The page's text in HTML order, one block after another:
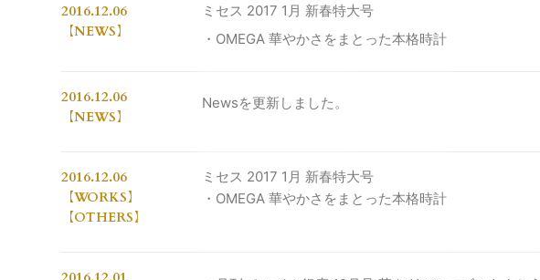
2016.12.06
NEWS
ミセス 2017 1月 新春特大号
・OMEGA 華やかさをまとった本格時計
2016.12.06
NEWS
Newsを更新しました。
2016.12.06
WORKS
OTHERS
ミセス 2017 1月 新春特大号
・OMEGA 華やかさをまとった本格時計